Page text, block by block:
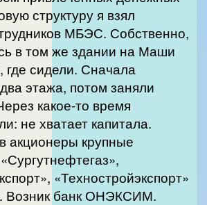
структуру я взял
МБЭС. Собственно,
в том же здании на Маши
сидели. Сначала
этажа, потом заняли
какое-то время
не хватает капитала.
акционеры крупные
«Техностройэкспорт»
Возник банк ОНЭКСИМ.